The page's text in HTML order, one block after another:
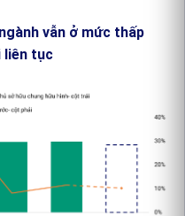
vẫn ở mức thấp
liên tục